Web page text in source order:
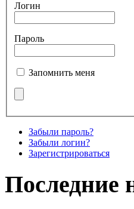
Логин
Пароль
Запомнить меня
Забыли пароль?
Забыли логин?
Зарегистрироваться
Последние